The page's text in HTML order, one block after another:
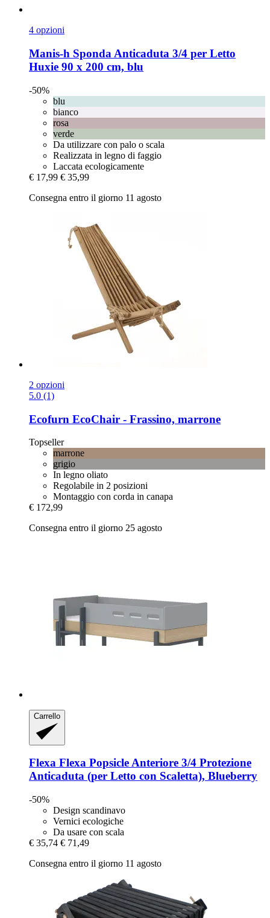
4 opzioni
Manis-h Sponda Anticaduta 3/4 per Letto
Huxie 90 x 200 cm, blu
-50%
blu
bianco
rosa
verde
Da utilizzare con palo o scala
Realizzata in legno di faggio
Laccata ecologicamente
€ 17,99 € 35,99
Consegna entro il giorno 11 agosto
2 opzioni
5.0 (1)
Ecofurn EcoChair -​ Frassino, marrone
Topseller
marrone
grigio
In legno oliato
Regolabile in 2 posizioni
Montaggio con corda in canapa
€ 172,99
Consegna entro il giorno 25 agosto
Carrello
Flexa Flexa Popsicle Anteriore 3/4 Protezione
Anticaduta (per Letto con Scaletta), Blueberry
-50%
Design scandinavo
Vernici ecologiche
Da usare con scala
€ 35,74 € 71,49
Consegna entro il giorno 11 agosto